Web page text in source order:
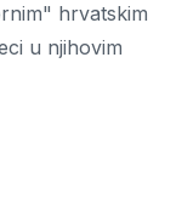
hrvatskim
u njihovim